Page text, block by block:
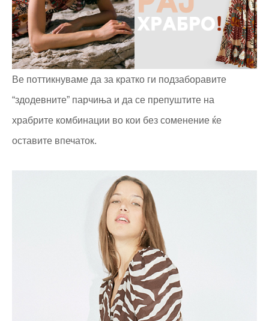
Ве поттикнуваме да за кратко ги подзаборавите
“здодевните” парчиња и да се препуштите на
храбрите комбинации во кои без соменение ќе
оставите впечаток.